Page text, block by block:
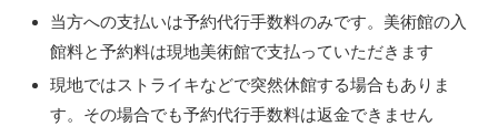
当方への支払いは予約代行手数料のみです。美術館の入
館料と予約料は現地美術館で支払っていただきます
現地ではストライキなどで突然休館する場合もありま
す。その場合でも予約代行手数料は返金できません